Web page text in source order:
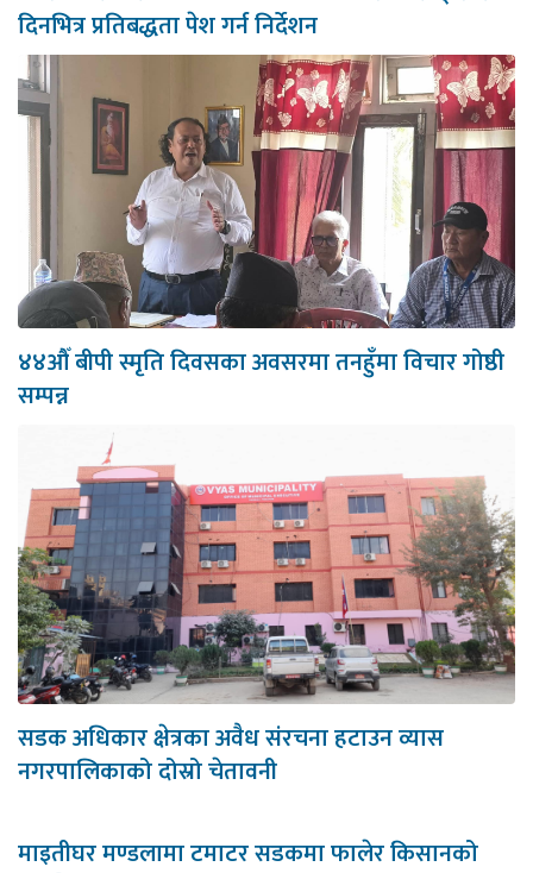
दिनभित्र प्रतिबद्धता पेश गर्न निर्देशन
४४औँ बीपी स्मृति दिवसका अवसरमा तनहुँमा विचार गोष्ठी
सम्पन्न
सडक अधिकार क्षेत्रका अवैध संरचना हटाउन व्यास
नगरपालिकाको दोस्रो चेतावनी
माइतीघर मण्डलामा टमाटर सडकमा फालेर किसानको